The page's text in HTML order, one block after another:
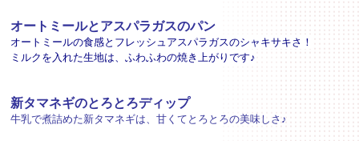
オートミールとアスパラガスのパン
オートミールの食感とフレッシュアスパラガスのシャキサキさ！
ミルクを入れた生地は、ふわふわの焼き上がりです♪
新タマネギのとろとろディップ
牛乳で煮詰めた新タマネギは、甘くてとろとろの美味しさ♪